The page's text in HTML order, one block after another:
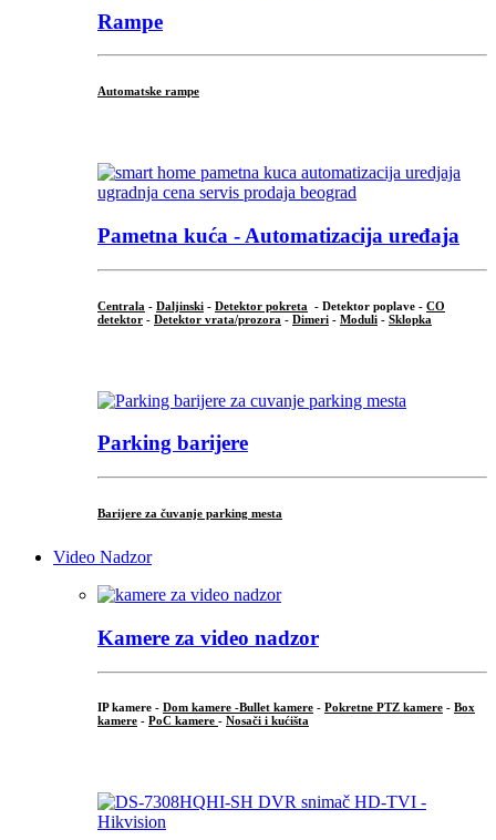
Rampe
Automatske rampe
Pametna kuća - Automatizacija uređaja
Centrala - Daljinski - Detektor pokreta - Detektor poplave - CO
detektor - Detektor vrata/prozora - Dimeri - Moduli - Sklopka
Parking barijere
Barijere za čuvanje parking mesta
Video Nadzor
Kamere za video nadzor
IP kamere - Dom kamere -Bullet kamere - Pokretne PTZ kamere - Box
kamere - PoC kamere - Nosači i kućišta